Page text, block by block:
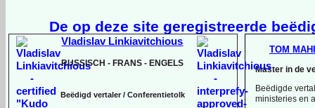
De op deze site geregistreerde
TOM
Master in de
Beëdigde
ministeries en
Vladislav Linkiavitchious
RUSSISCH - FRANS - ENGELS
Beëdigd vertaler / Conferentietolk